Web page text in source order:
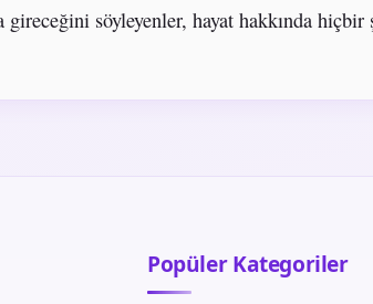
söyleyenler, hayat hakkında hiçbir
Popüler Kategoriler